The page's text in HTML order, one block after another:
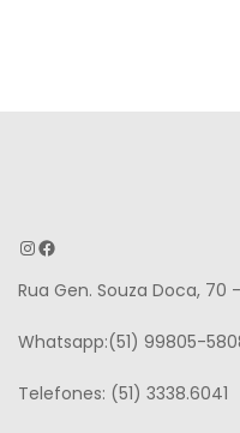
Instagram
Facebook
Rua Gen. Souza Doca, 70
Whatsapp:(51) 99805-
Telefones: (51) 3338.6041